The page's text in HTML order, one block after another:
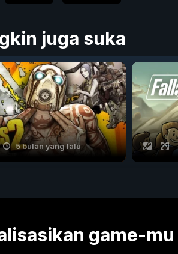
juga suka
5 bulan yang lalu
game-